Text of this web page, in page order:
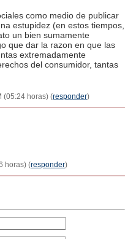
como medio de publicar
estupidez (en estos tiempos,
un bien sumamente
que dar la razon en que las
extremadamente
del consumidor, tantas
(05:24 horas) (responder)
horas) (responder)